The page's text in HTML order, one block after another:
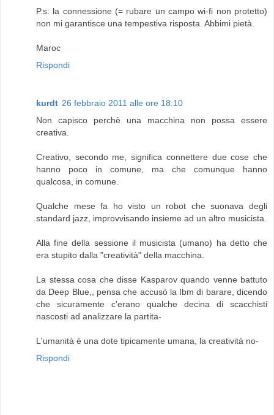
P.s: la connessione (= rubare un campo wi-fi non protetto)
non mi garantisce una tempestiva risposta. Abbimi pietà.
Maroc
Rispondi
kurdt 26 febbraio 2011 alle ore 18:10
Non capisco perchè una macchina non possa essere
creativa.
Creativo, secondo me, significa connettere due cose che
hanno poco in comune, ma che comunque hanno
qualcosa, in comune.
Qualche mese fa ho visto un robot che suonava degli
standard jazz, improvvisando insieme ad un altro musicista.
Alla fine della sessione il musicista (umano) ha detto che
era stupito dalla "creatività" della macchina.
La stessa cosa che disse Kasparov quando venne battuto
da Deep Blue,, pensa che accusò la Ibm di barare, dicendo
che sicuramente c'erano qualche decina di scacchisti
nascosti ad analizzare la partita-
L'umanità è una dote tipicamente umana, la creatività no-
Rispondi